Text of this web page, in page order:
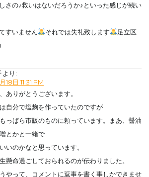
さの♪救いはないだろうか♪といった感じが続い
すいません
それでは失礼致します
足立区
より:
18日 11:31 PM
ありがとうございます。
自分で塩麹を作っていたのですが
っぱら市販のものに頼っています。まあ、醤油
とかと一緒で
いのかなと思っています。
懸命過ごしておられるのが伝わりました。
やって、コメントに返事を書く事しかできませ